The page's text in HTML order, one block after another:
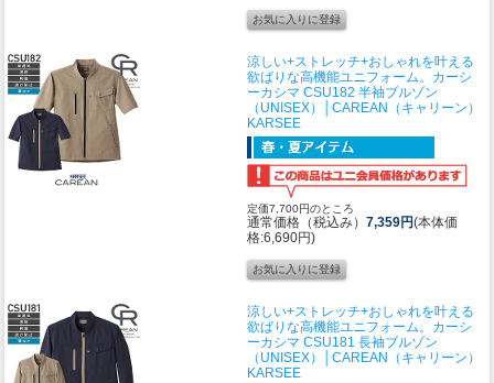
涼しい+ストレッチ+おしゃれを叶える
欲ばりな高機能ユニフォーム。 カーシ
ーカシマ CSU182 半袖ブルゾン
（UNISEX）│CAREAN（キャリーン）
KARSEE
定価7,700円のところ
通常価格（税込み） 7,359円(本体価
格:6,690円)
涼しい+ストレッチ+おしゃれを叶える
欲ばりな高機能ユニフォーム。 カーシ
ーカシマ CSU181 長袖ブルゾン
（UNISEX）│CAREAN（キャリーン）
KARSEE